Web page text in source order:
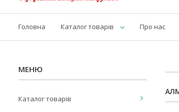
Головна Каталог товарів Про нас
Каталог товарів